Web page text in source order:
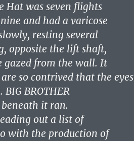
Hat was seven flights
and had a varicose
resting several
opposite the lift shaft,
gazed from the wall. It
so contrived that the eyes
BROTHER
it ran.
out a list of
with the production of